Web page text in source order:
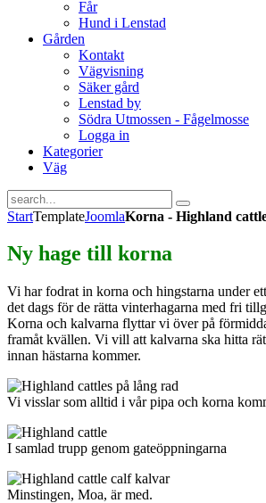
Får
Hund i Lenstad
Gården
Kontakt
Vägvisning
Säker gård
Lenstad by
Södra Utmossen - Fågelmosse
Logga in
Kategorier
Väg
StartTemplateJoomlaKorna - Highland
Ny hage till korna
Vi har fodrat in korna och hingstarna under
det dags för de rätta vinterhagarna med fri
Korna och kalvarna flyttar vi över på
framåt kvällen. Vi vill att kalvarna ska hitta
innan hästarna kommer.
Vi visslar som alltid i vår pipa och korna
I samlad trupp genom gateöppningarna
Minstingen, Moa, är med.